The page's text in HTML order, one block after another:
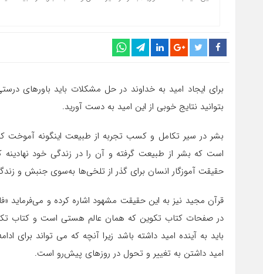
برای ایجاد امید به خداوند در حل مشکلات باید باورهای
بتوانید نتایج خوبی از این امید به دست آورید.
بشر در سیر تکامل و کسب تجربه از طبیعت اینگونه
است که بشر از طبیعت گرفته و آن را در زندگی خود
حقیقت آموزگار انسان برای گذر از تلخی‌ها به‌سوی جنبش و
قرآن مجید نیز به این حقیقت مشهود اشاره کرده و می‌فرماید
در صفحات کتاب تکوین که همان عالم هستی است و کتاب
باید به آینده امید داشته باشد زیرا آنچه که می تواند برای
امید داشتن به تغییر و تحول در روزهای پیش‌رو است.